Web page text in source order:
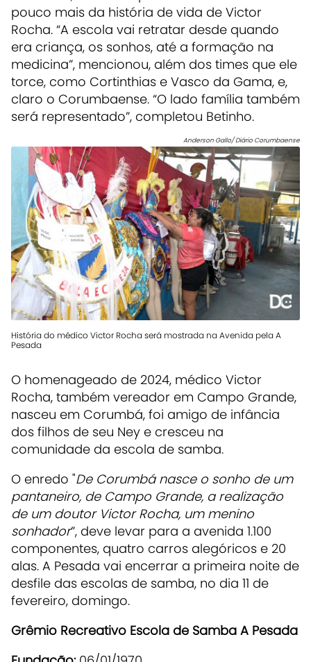
pouco mais da história de vida de Victor
Rocha. “A escola vai retratar desde quando
era criança, os sonhos, até a formação na
medicina”, mencionou, além dos times que ele
torce, como Cortinthias e Vasco da Gama, e,
claro o Corumbaense. “O lado família também
será representado”, completou Betinho.
Anderson Gallo/ Diário Corumbaense
História do médico Victor Rocha será mostrada na Avenida pela A
Pesada
O homenageado de 2024, médico Victor
Rocha, também vereador em Campo Grande,
nasceu em Corumbá, foi amigo de infância
dos filhos de seu Ney e cresceu na
comunidade da escola de samba.
O enredo "De Corumbá nasce o sonho de um
pantaneiro, de Campo Grande, a realização
de um doutor Victor Rocha, um menino
sonhador”, deve levar para a avenida 1.100
componentes, quatro carros alegóricos e 20
alas. A Pesada vai encerrar a primeira noite de
desfile das escolas de samba, no dia 11 de
fevereiro, domingo.
Grêmio Recreativo Escola de Samba A Pesada